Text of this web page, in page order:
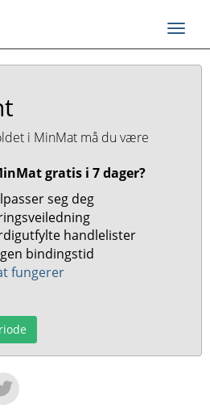
i MinMat må du være
gratis i 7 dager?
seg deg
handlelister
bindingstid
fungerer